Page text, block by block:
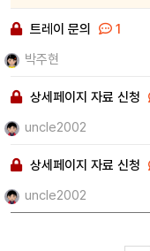
트레이 문의
1
박주현
상세페이지 자료 신청
uncle2002
상세페이지 자료 신청
uncle2002